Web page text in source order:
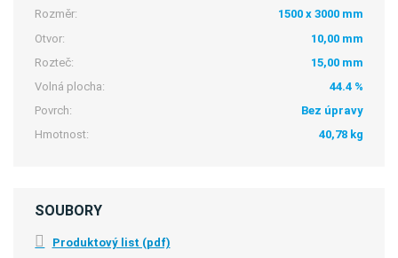
Rozměr:
1500 x 3000 mm
Otvor:
10,00 mm
Rozteč:
15,00 mm
Volná plocha:
44.4 %
Povrch:
Bez úpravy
Hmotnost:
40,78 kg
SOUBORY
Produktový list (pdf)